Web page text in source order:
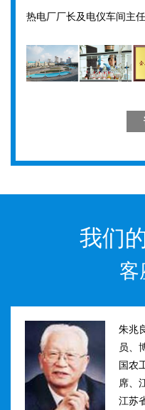
热电厂厂长及电仪车间主
我们
客
朱兆
员、
国农
席、
江苏